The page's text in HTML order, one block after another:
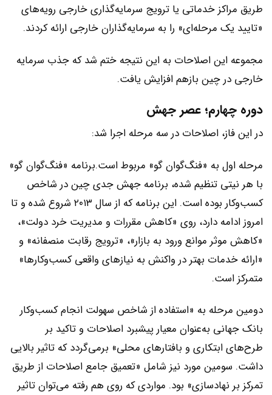
طریق مراکز خدماتی یا ترویج سرمایه‌گذاری‌ خارجی رویه‌های
«تایید یک مرحله‌ای» را به سرمایه‌گذاران خارجی ارائه کردند.
مجموعه این اصلاحات به این نتیجه ختم شد که جذب سرمایه
خارجی در چین بازهم افزایش یافت.
دوره چهارم؛ عصر جهش
در این فاز، اصلاحات در سه مرحله اجرا شد:
مرحله اول به «فنگ‌‌گوان گو» مربوط است.برنامه «فنگ‌‌گوان گو»
با هر نیتی تنظیم شده، برنامه جهش جدی چین در شاخص
کسب‌و‌کار بوده است. این برنامه که از سال ۲۰۱۳ شروع شده و تا
امروز ادامه دارد، روی «کاهش مقررات و مدیریت خرد دولت»،
«کاهش موثر موانع ورود به بازار»، «ترویج رقابت منصفانه» و
«ارائه خدمات بهتر در واکنش به نیازهای واقعی کسب‌وکارها»
متمرکز است.
دومین مرحله به «استفاده از شاخص سهولت انجام کسب‌و‌کار
بانک جهانی به‌عنوان معیار پیشبرد اصلاحات و تاکید بر
طرح‌های ابتکاری و بافتارهای محلی» برمی‌گردد که تاثیر بالایی
داشت. سومین مورد نیز شامل «تعمیق جامع اصلاحات از طریق
تمرکز بر نهادسازی» بود. مواردی که روی هم رفته می‌توان تاثیر